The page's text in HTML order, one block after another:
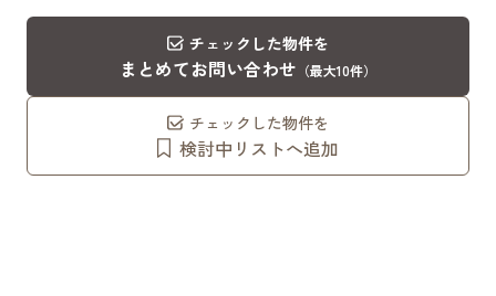
チェックした物件を
まとめてお問い合わせ （最大10件）
チェックした物件を
検討中リストへ追加